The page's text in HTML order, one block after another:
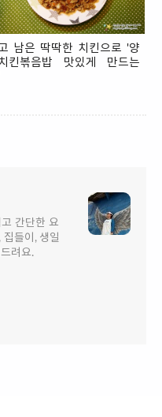
남은 딱딱한 치킨으로 '양
킨볶음밥 맛있게 만드는
간단한 요
들이, 생일
려요.